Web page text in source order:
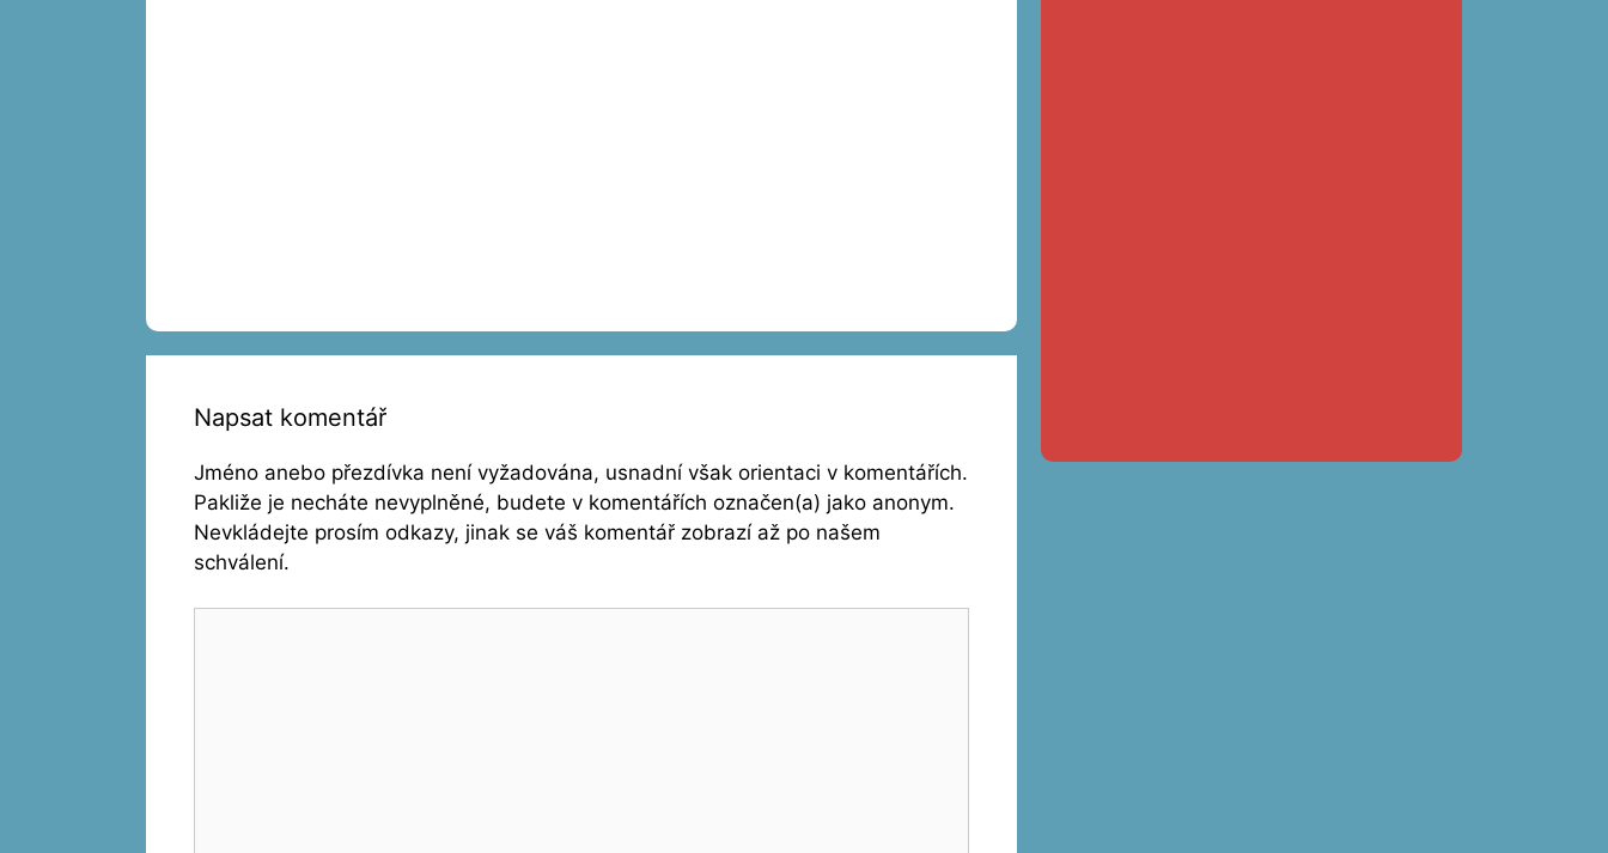
Napsat komentář
Jméno anebo přezdívka není vyžadována, usnadní však orientaci v komentářích.
Pakliže je necháte nevyplněné, budete v komentářích označen(a) jako anonym.
Nevkládejte prosím odkazy, jinak se váš komentář zobrazí až po našem
schválení.